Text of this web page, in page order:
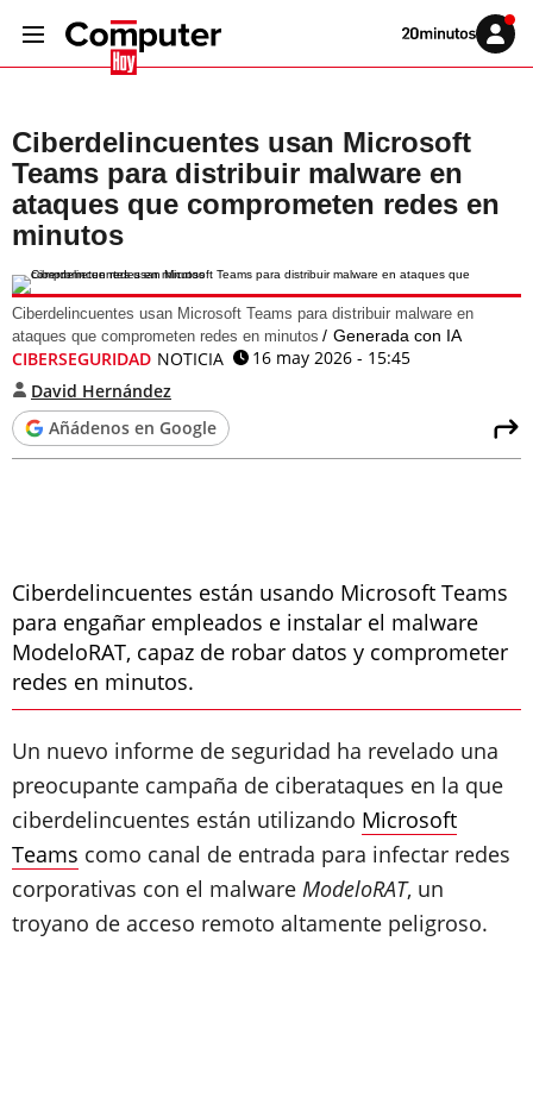
Volver
Iniciar
sesión
Ciberdelincuentes usan Microsoft
Teams para distribuir malware en
ataques que comprometen redes en
minutos
Ciberdelincuentes usan Microsoft Teams para distribuir malware en
ataques que comprometen redes en minutos
Generada con IA
CIBERSEGURIDAD NOTICIA
16 may 2026 - 15:45
David Hernández
Añádenos en Google
Ciberdelincuentes están usando Microsoft Teams
para engañar empleados e instalar el malware
ModeloRAT, capaz de robar datos y comprometer
redes en minutos.
Un nuevo informe de seguridad ha revelado una
preocupante campaña de ciberataques en la que
ciberdelincuentes están utilizando Microsoft
Teams como canal de entrada para infectar redes
corporativas con el malware ModeloRAT, un
troyano de acceso remoto altamente peligroso.